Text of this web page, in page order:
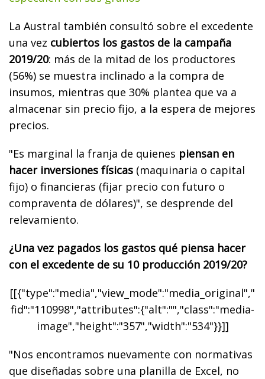
La Austral también consultó sobre el excedente
una vez cubiertos los gastos de la campaña
2019/20: más de la mitad de los productores
(56%) se muestra inclinado a la compra de
insumos, mientras que 30% plantea que va a
almacenar sin precio fijo, a la espera de mejores
precios.
"Es marginal la franja de quienes piensan en
hacer inversiones físicas (maquinaria o capital
fijo) o financieras (fijar precio con futuro o
compraventa de dólares)", se desprende del
relevamiento.
¿Una vez pagados los gastos qué piensa hacer
con el excedente de su 10 producción 2019/20?
[[{"type":"media","view_mode":"media_original","
fid":"110998","attributes":{"alt":"","class":"media-
image","height":"357","width":"534"}}]]
"Nos encontramos nuevamente con normativas
que diseñadas sobre una planilla de Excel, no